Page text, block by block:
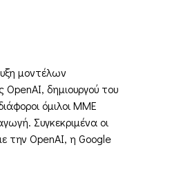
μοντέλων
δημιουργού του
όμιλοι ΜΜΕ
Συγκεκριμένα οι
την OpenAI, η Google